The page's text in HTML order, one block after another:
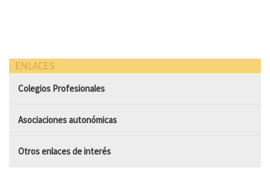
ENLACES
Colegios Profesionales
Asociaciones autonómicas
Otros enlaces de interés